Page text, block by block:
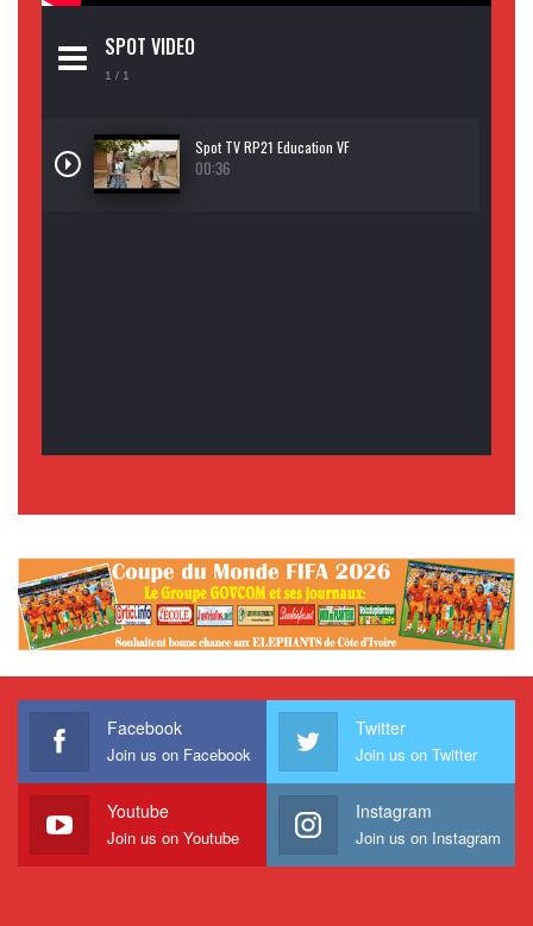
SPOT VIDEO
1 / 1
Spot TV RP21 Education VF
00:36
Facebook
Join us on Facebook
Twitter
Join us on Twitter
Youtube
Join us on Youtube
Instagram
Join us on Instagram